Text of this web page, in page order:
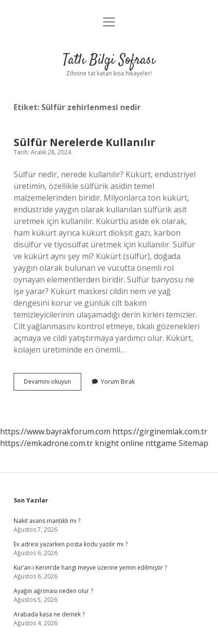
Anasayfa
Yasal Uyarı
menüyü
Tatlı Bilgi Sofrası
Zihnine tat katan kısa hikayeler!
Etiket: Sülfür zehirlenmesi nedir
Sülfür Nerelerde Kullanılır
Tarih: Aralık 28, 2024
Sülfür nedir, nerede kullanılır? Kükürt, endüstriyel
üretimin, özellikle sülfürik asidin temel
malzemelerinden biridir. Milyonlarca ton kükürt,
endüstride yaygın olarak kullanılan sülfürik asit
üretmek için kullanılır. Kükürtlü aside ek olarak,
ham kükürt ayrıca kükürt dioksit gazı, karbon
disülfür ve tiyosülfat üretmek için kullanılır. Sülfür
ve kükürt aynı şey mi? Kükürt (sülfür), doğada
yaygın olarak bulunan ve vücutta önemli rol
oynayan elementlerden biridir. Sülfür banyosu ne
işe yarar? Kükürt maskesi cildin nem ve yağ
dengesini korur ve günlük cilt bakım
temizleyicilerinin ulaşamadığı derin kirleri temizler.
Cilt yağlanmasını kontrol etmeye, tıkalı gözenekleri
açmaya ve cildi yatıştırmaya yardımcı olur. Kükürt,
kolajen üretiminde en önemli…
Devamını okuyun
Nerelerde
Yorum Bırak
https://www.bayrakforum.com https://girginemlak.com.tr
https://emkadrone.com.tr knight online nttgame Sitemap
Sidebar
Son Yazılar
Nakit avans mantıklı mı ?
Ağustos 7, 2026
Ev adresi yazarken posta kodu yazılır mı ?
Ağustos 6, 2026
Kur’an-ı Kerim’de hangi meyve üzerine yemin edilmiştir ?
Ağustos 6, 2026
Ayağın ağrıması neden olur ?
Ağustos 5, 2026
Arabada kasa ne demek ?
Ağustos 4, 2026